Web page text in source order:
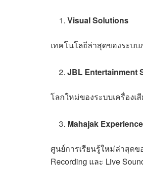
Visual Solutions
เทคโนโลยีล่าสุดของระบ
JBL Entertainment
โลกใหม่ของระบบเครื่องเ
Mahajak
ศูนย์การเรียนรู้ใหม่ล่าสุดข
Recording และ Live